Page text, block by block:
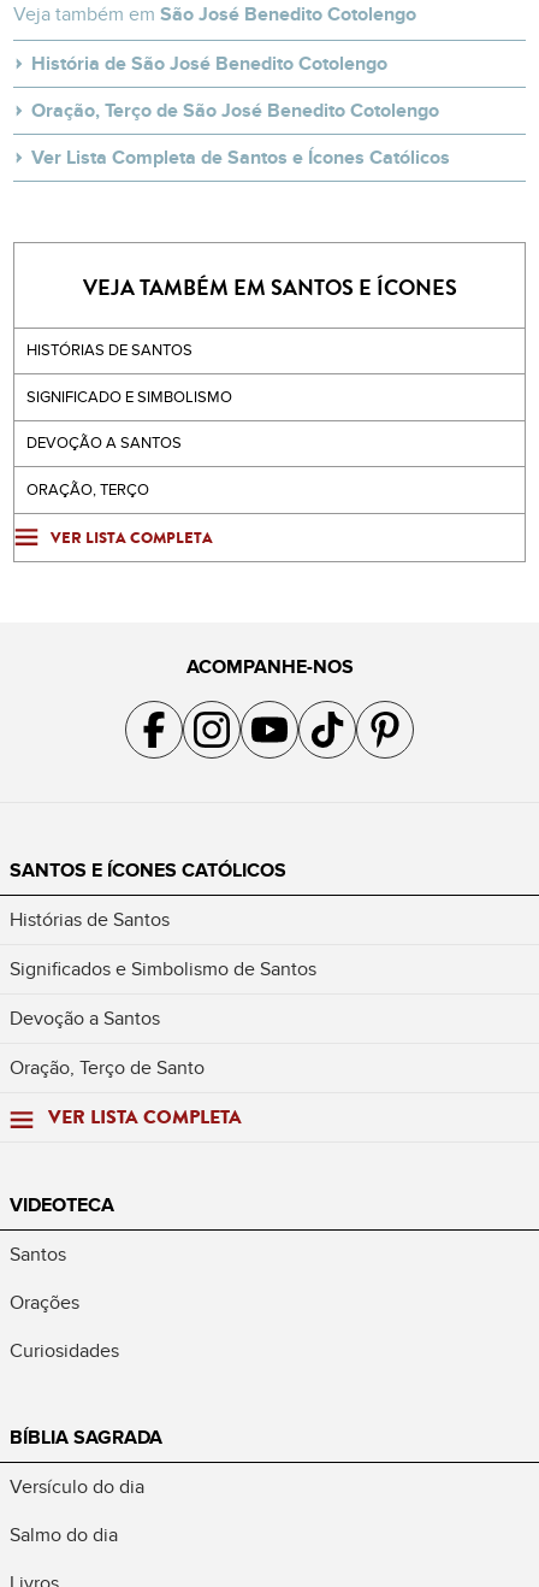
Veja também emSão José Benedito Cotolengo
História de São José Benedito Cotolengo
Oração, Terço de São José Benedito Cotolengo
Ver Lista Completa de Santos e Ícones Católicos
VEJA TAMBÉM EM SANTOS E ÍCONES
HISTÓRIAS DE SANTOS
SIGNIFICADO E SIMBOLISMO
DEVOÇÃO A SANTOS
ORAÇÃO, TERÇO
VER LISTA COMPLETA
ACOMPANHE-NOS
Acompanhe a gente no Facebook
Acompanhe a gente no Instagram
Acompanhe a gente no YouTube
Acompanhe a gente no TikTok
Acompanhe a gente no
SANTOS E ÍCONES CATÓLICOS
Histórias de Santos
Significados e Simbolismo de Santos
Devoção a Santos
Oração, Terço de Santo
VER LISTA COMPLETA
VIDEOTECA
Santos
Orações
Curiosidades
BÍBLIA SAGRADA
Versículo do dia
Salmo do dia